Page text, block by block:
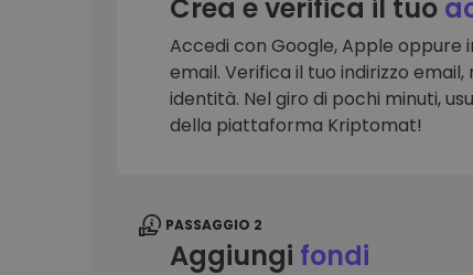
Crea e verifica il tuo
Accedi con Google, Apple oppure
email. Verifica il tuo indirizzo
identità. Nel giro di pochi minuti,
della piattaforma Kriptomat!
PASSAGGIO 2
Aggiungi fondi